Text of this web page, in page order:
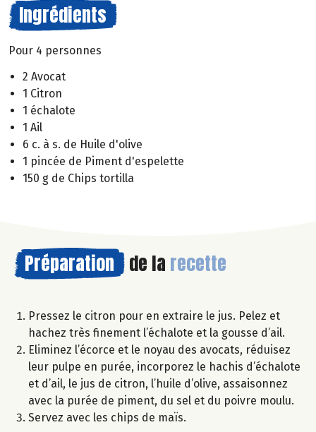
Ingrédients
Pour 4 personnes
2 Avocat
1 Citron
1 échalote
1 Ail
6 c. à s. de Huile d'olive
1 pincée de Piment d'espelette
150 g de Chips tortilla
Préparation de la recette
Pressez le citron pour en extraire le jus. Pelez et
hachez très finement l’échalote et la gousse d’ail.
Eliminez l’écorce et le noyau des avocats, réduisez
leur pulpe en purée, incorporez le hachis d’échalote
et d’ail, le jus de citron, l’huile d’olive, assaisonnez
avec la purée de piment, du sel et du poivre moulu.
Servez avec les chips de maïs.